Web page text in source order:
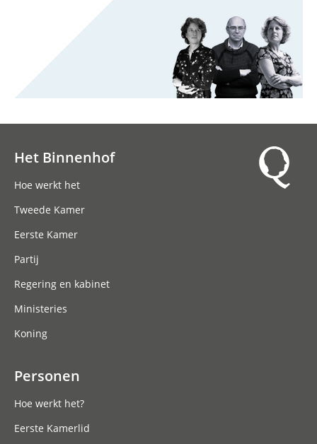
Het Binnenhof
Hoe werkt het
Tweede Kamer
Eerste Kamer
Partij
Regering en kabinet
Ministeries
Koning
Personen
Hoe werkt het?
Eerste Kamerlid